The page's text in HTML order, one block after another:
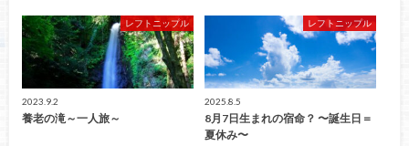
レフトニップル
2023.9.2
養老の滝～一人旅～
レフトニップル
2025.8.5
8月7日生まれの宿命？ 〜誕生日＝
夏休み〜